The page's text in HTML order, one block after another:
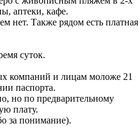
аптеки, кафе.
нет. Также рядом есть платная
суток.
компаний и лицам моложе 21
паспорта.
но по предварительному
плату.
за понимание).